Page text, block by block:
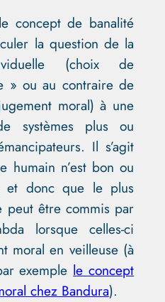
concept de banalité
la question de la
(choix de
» ou au contraire de
moral) à une
systèmes plus ou
Il s’agit
humain n’est bon ou
et donc que le plus
peut être commis par
lorsque celles-ci
moral en veilleuse (à
exemple le concept
chez Bandura).